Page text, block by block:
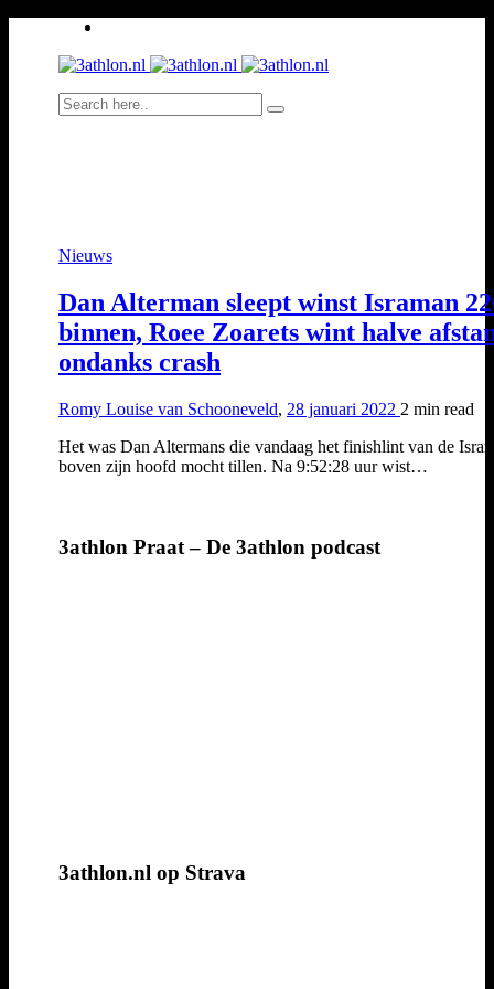
Nieuws
Dan Alterman sleept winst Israman
binnen, Roee Zoarets wint halve
ondanks crash
Romy Louise van Schooneveld, 28 januari 2022 2 min read
Het was Dan Altermans die vandaag het finishlint van de
boven zijn hoofd mocht tillen. Na 9:52:28 uur wist…
3athlon Praat – De 3athlon podcast
3athlon.nl op Strava